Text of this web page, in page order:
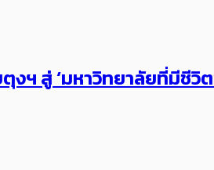
ฯ สู่ ‘มหาวิทยาลัยที่มีชี